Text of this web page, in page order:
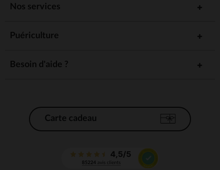
Nos services
Puériculture
Besoin d'aide ?
Carte cadeau